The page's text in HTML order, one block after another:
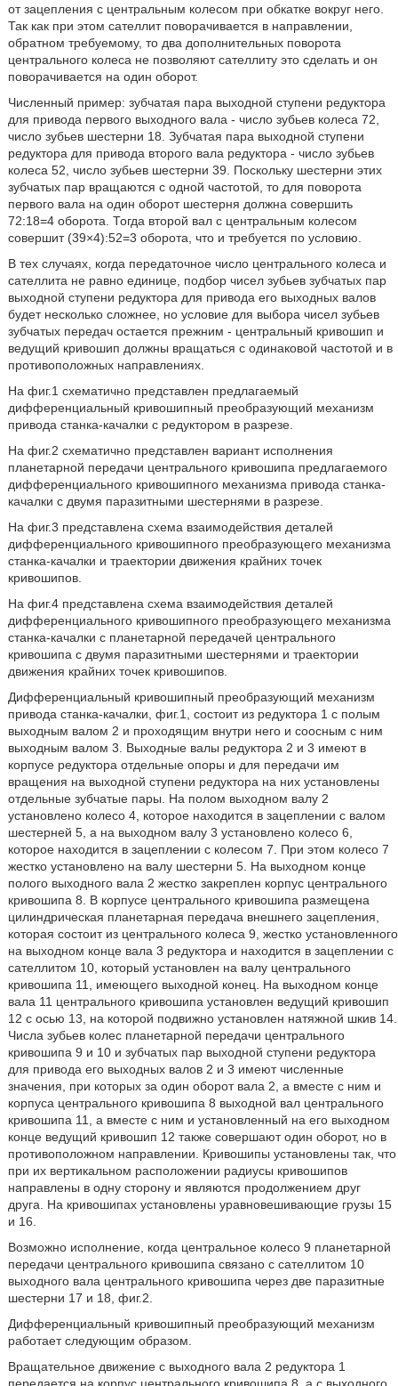
от зацепления с центральным колесом при обкатке вокруг него.
Так как при этом сателлит поворачивается в направлении,
обратном требуемому, то два дополнительных поворота
центрального колеса не позволяют сателлиту это сделать и он
поворачивается на один оборот.
Численный пример: зубчатая пара выходной ступени редуктора
для привода первого выходного вала - число зубьев колеса 72,
число зубьев шестерни 18. Зубчатая пара выходной ступени
редуктора для привода второго вала редуктора - число зубьев
колеса 52, число зубьев шестерни 39. Поскольку шестерни этих
зубчатых пар вращаются с одной частотой, то для поворота
первого вала на один оборот шестерня должна совершить
72:18=4 оборота. Тогда второй вал с центральным колесом
совершит (39×4):52=3 оборота, что и требуется по условию.
В тех случаях, когда передаточное число центрального колеса и
сателлита не равно единице, подбор чисел зубьев зубчатых пар
выходной ступени редуктора для привода его выходных валов
будет несколько сложнее, но условие для выбора чисел зубьев
зубчатых передач остается прежним - центральный кривошип и
ведущий кривошип должны вращаться с одинаковой частотой и в
противоположных направлениях.
На фиг.1 схематично представлен предлагаемый
дифференциальный кривошипный преобразующий механизм
привода станка-качалки с редуктором в разрезе.
На фиг.2 схематично представлен вариант исполнения
планетарной передачи центрального кривошипа предлагаемого
дифференциального кривошипного механизма привода станка-
качалки с двумя паразитными шестернями в разрезе.
На фиг.3 представлена схема взаимодействия деталей
дифференциального кривошипного преобразующего механизма
станка-качалки и траектории движения крайних точек
кривошипов.
На фиг.4 представлена схема взаимодействия деталей
дифференциального кривошипного преобразующего механизма
станка-качалки с планетарной передачей центрального
кривошипа с двумя паразитными шестернями и траектории
движения крайних точек кривошипов.
Дифференциальный кривошипный преобразующий механизм
привода станка-качалки, фиг.1, состоит из редуктора 1 с полым
выходным валом 2 и проходящим внутри него и соосным с ним
выходным валом 3. Выходные валы редуктора 2 и 3 имеют в
корпусе редуктора отдельные опоры и для передачи им
вращения на выходной ступени редуктора на них установлены
отдельные зубчатые пары. На полом выходном валу 2
установлено колесо 4, которое находится в зацеплении с валом
шестерней 5, а на выходном валу 3 установлено колесо 6,
которое находится в зацеплении с колесом 7. При этом колесо 7
жестко установлено на валу шестерни 5. На выходном конце
полого выходного вала 2 жестко закреплен корпус центрального
кривошипа 8. В корпусе центрального кривошипа размещена
цилиндрическая планетарная передача внешнего зацепления,
которая состоит из центрального колеса 9, жестко установленного
на выходном конце вала 3 редуктора и находится в зацеплении с
сателлитом 10, который установлен на валу центрального
кривошипа 11, имеющего выходной конец. На выходном конце
вала 11 центрального кривошипа установлен ведущий кривошип
12 с осью 13, на которой подвижно установлен натяжной шкив 14.
Числа зубьев колес планетарной передачи центрального
кривошипа 9 и 10 и зубчатых пар выходной ступени редуктора
для привода его выходных валов 2 и 3 имеют численные
значения, при которых за один оборот вала 2, а вместе с ним и
корпуса центрального кривошипа 8 выходной вал центрального
кривошипа 11, а вместе с ним и установленный на его выходном
конце ведущий кривошип 12 также совершают один оборот, но в
противоположном направлении. Кривошипы установлены так, что
при их вертикальном расположении радиусы кривошипов
направлены в одну сторону и являются продолжением друг
друга. На кривошипах установлены уравновешивающие грузы 15
и 16.
Возможно исполнение, когда центральное колесо 9 планетарной
передачи центрального кривошипа связано с сателлитом 10
выходного вала центрального кривошипа через две паразитные
шестерни 17 и 18, фиг.2.
Дифференциальный кривошипный преобразующий механизм
работает следующим образом.
Вращательное движение с выходного вала 2 редуктора 1